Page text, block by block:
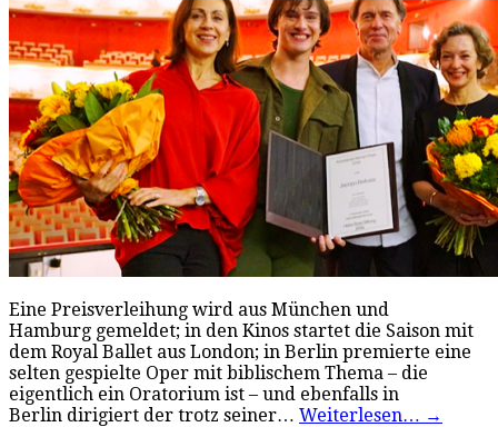
Eine Preisverleihung wird aus München und
Hamburg gemeldet; in den Kinos startet die Saison mit
dem Royal Ballet aus London; in Berlin premierte eine
selten gespielte Oper mit biblischem Thema – die
eigentlich ein Oratorium ist – und ebenfalls in
Berlin dirigiert der trotz seiner… Weiterlesen… →